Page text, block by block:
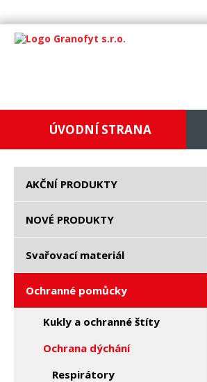
ÚVODNÍ STRANA
AKČNÍ PRODUKTY
NOVÉ PRODUKTY
Svařovací materiál
Ochranné pomůcky
Kukly a ochranné štíty
Ochrana dýchání
Respirátory